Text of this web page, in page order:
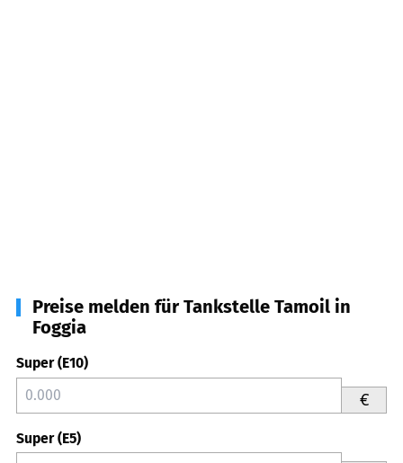
Preise melden für Tankstelle Tamoil in
Foggia
Super (E10)
€
Super (E5)